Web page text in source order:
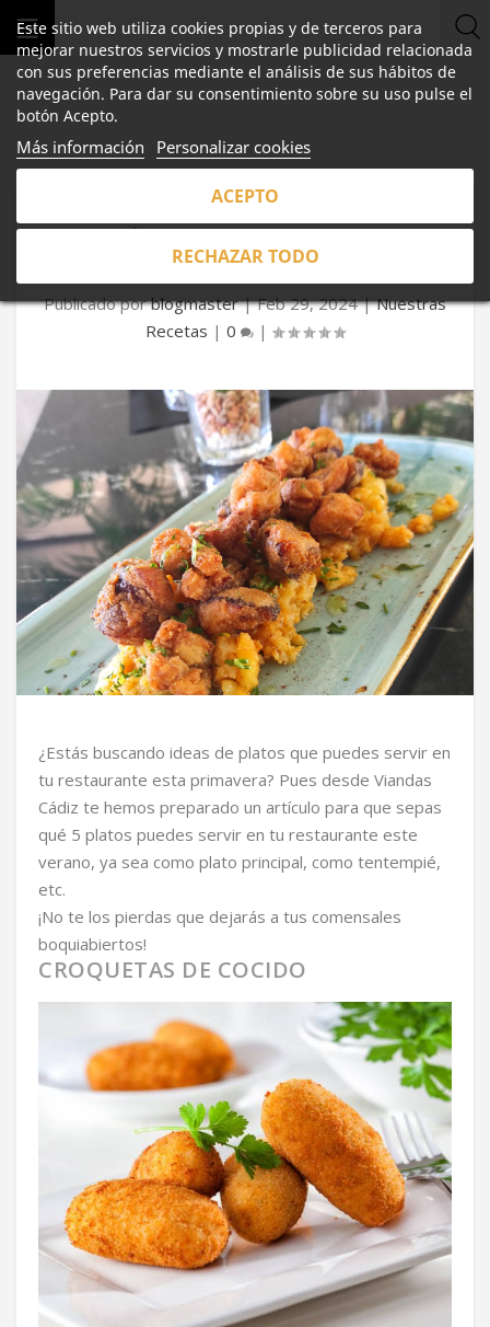
¿QUÉ PLATOS SERVIR EN TU
RESTAURANTE ESTA PRIMAVERA?
Publicado porblogmaster|Feb 29, 2024|Nuestras
Recetas | 0 |
¿Estás buscando ideas de platos que puedes servir en
tu restaurante esta primavera? Pues desde Viandas
Cádiz te hemos preparado un artículo para que sepas
qué 5 platos puedes servir en tu restaurante este
verano, ya sea como plato principal, como tentempié,
etc.
¡No te los pierdas que dejarás a tus comensales
boquiabiertos!
CROQUETAS DE COCIDO
Este sitio web utiliza cookies propias y de terceros para
mejorar nuestros servicios y mostrarle publicidad relacionada
con sus preferencias mediante el análisis de sus hábitos de
navegación. Para dar su consentimiento sobre su uso pulse el
botón Acepto.
Más información Personalizar cookies
RECHAZAR TODO
ACEPTO